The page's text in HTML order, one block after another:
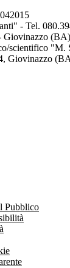
- Tel.
Giovinazzo (BA)
scientifico "M.
Giovinazzo
Pubblico